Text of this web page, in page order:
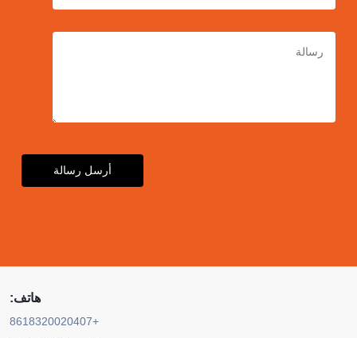
أرسل رسالة
هاتف:
+8618320020407